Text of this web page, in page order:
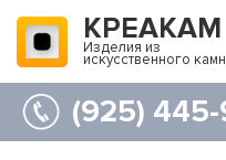
КРЕАКАМ
Изделия из
искусственного
(925)